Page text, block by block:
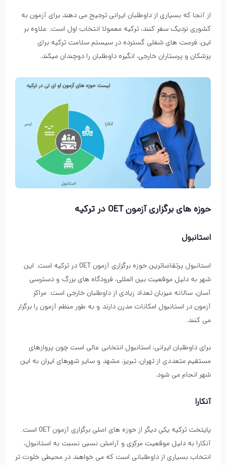
از آنجا که بسیاری از داوطلبان ایرانی ترجیح می دهند برای آزمون به
کشوری نزدیک سفر کنند، ترکیه معمولا انتخاب اول است. علاوه بر
این، فرصت های شغلی گسترده در سیستم سلامت ترکیه برای
پزشکان و پرستاران خارجی، انگیزه داوطلبان را دوچندان میکند.
حوزه های برگزاری آزمون OET در ترکیه
استانبول
استانبول پرتقاضاترین حوزه برگزاری آزمون OET در ترکیه است. این
شهر به دلیل موقعیت بین المللی، فرودگاه های بزرگ و دسترسی
آسان، سالانه میزبان تعداد زیادی از داوطلبان خارجی است. مراکز
آزمون در استانبول امکانات مدرن دارند و به طور منظم آزمون را برگزار
می کنند.
برای داوطلبان ایرانی، استانبول انتخابی عالی است چون پروازهای
مستقیم متعددی از تهران، تبریز، مشهد و سایر شهرهای ایران به این
شهر انجام می شود.
آنکارا
پایتخت ترکیه یکی دیگر از حوزه های اصلی برگزاری آزمون OET است.
آنکارا به دلیل موقعیت مرکزی و آرامش نسبی نسبت به استانبول،
انتخاب بسیاری از داوطلبانی است که می خواهند در محیطی خلوت تر